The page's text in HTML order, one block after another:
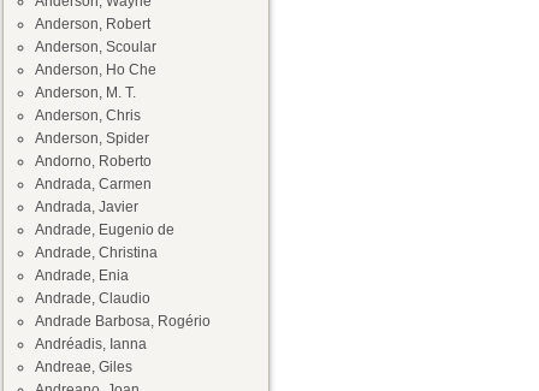
Anderson, Robert
Anderson, Scoular
Anderson, Ho Che
Anderson, M. T.
Anderson, Chris
Anderson, Spider
Andorno, Roberto
Andrada, Carmen
Andrada, Javier
Andrade, Eugenio de
Andrade, Christina
Andrade, Enia
Andrade, Claudio
Andrade Barbosa, Rogério
Andréadis, Ianna
Andreae, Giles